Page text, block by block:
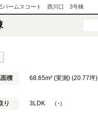
パームスコート 西川口 3号棟
積 68.65m² (実測) (20.77坪)
り 3LDK （-）